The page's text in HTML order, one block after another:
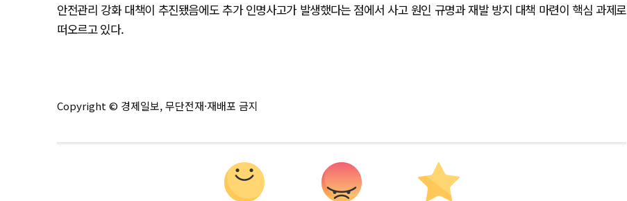
안전관리 강화 대책이 추진됐음에도 추가 인명사고가 발생했다는 점에서 사고 원인 규명과 재발 방지 대책 마련이 핵심 과제로
떠오르고 있다.
Copyright © 경제일보, 무단전재·재배포 금지